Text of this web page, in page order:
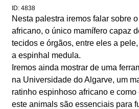
ID: 4838
Nesta palestra iremos falar sobre
africano, o único mamífero capaz
tecidos e órgãos, entre eles a
a espinhal medula.
Iremos ainda mostrar de uma
na Universidade do Algarve, um
ratinho espinhoso africano e como
este animals são essenciais para